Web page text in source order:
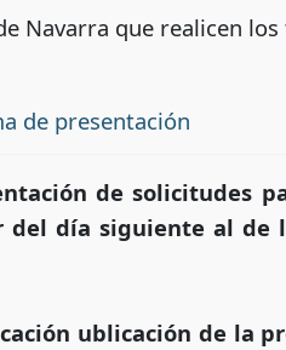
Navarra que realicen
de presentación
de solicitudes
del día siguiente al de
ublicación de la